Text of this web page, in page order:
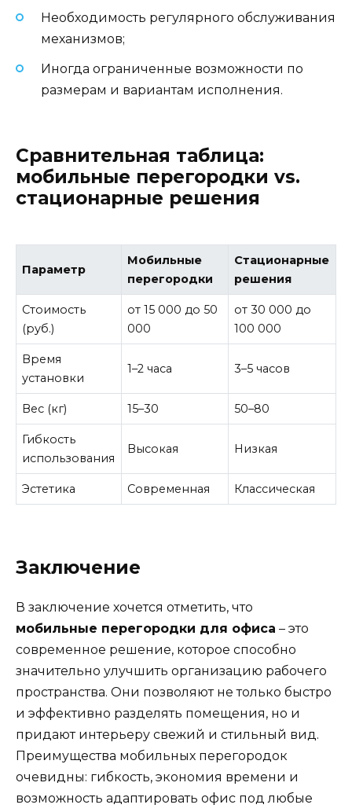
Необходимость регулярного обслуживания
механизмов;
Иногда ограниченные возможности по
размерам и вариантам исполнения.
Сравнительная таблица:
мобильные перегородки vs.
стационарные решения
Параметр
Мобильные
перегородки
Стационарные
решения
Стоимость
(руб.)
от 15 000 до 50
000
от 30 000 до
100 000
Время
установки
1–2 часа 3–5 часов
Вес (кг) 15–30 50–80
Гибкость
использования
Высокая Низкая
Эстетика Современная Классическая
Заключение
В заключение хочется отметить, что
мобильные перегородки для офиса – это
современное решение, которое способно
значительно улучшить организацию рабочего
пространства. Они позволяют не только быстро
и эффективно разделять помещения, но и
придают интерьеру свежий и стильный вид.
Преимущества мобильных перегородок
очевидны: гибкость, экономия времени и
возможность адаптировать офис под любые